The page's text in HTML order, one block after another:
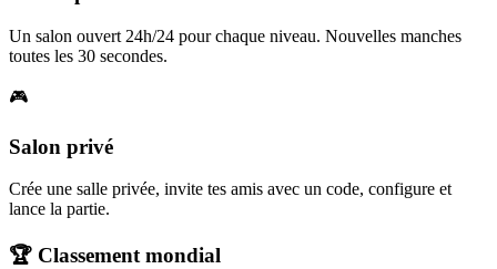
Un salon ouvert 24h/24 pour chaque niveau. Nouvelles manches
toutes les 30 secondes.
🎮
Salon privé
Crée une salle privée, invite tes amis avec un code, configure et
lance la partie.
🏆 Classement mondial